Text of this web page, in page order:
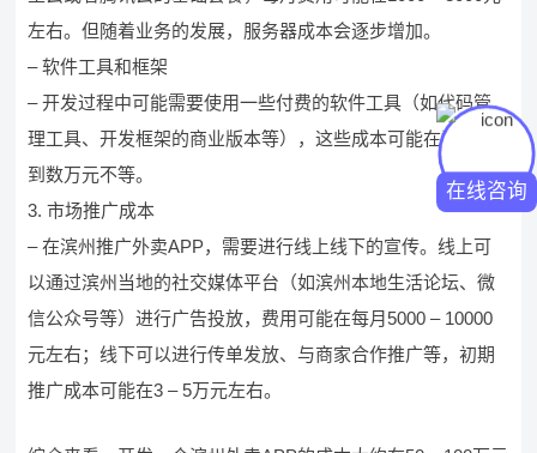
左右。但随着业务的发展，服务器成本会逐步增加。
– 软件工具和框架
– 开发过程中可能需要使用一些付费的软件工具（如代码管
理工具、开发框架的商业版本等），这些成本可能在数千元
到数万元不等。
3. 市场推广成本
– 在滨州推广外卖APP，需要进行线上线下的宣传。线上可
以通过滨州当地的社交媒体平台（如滨州本地生活论坛、微
信公众号等）进行广告投放，费用可能在每月5000 – 10000
元左右；线下可以进行传单发放、与商家合作推广等，初期
推广成本可能在3 – 5万元左右。
在线咨询